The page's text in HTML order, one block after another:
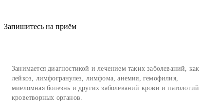
Запишитесь на приём
Занимается диагностикой и лечением таких заболеваний, как
лейкоз, лимфогранулез, лимфома, анемия, гемофилия,
миеломная болезнь и других заболеваний крови и патологий
кроветворных органов.